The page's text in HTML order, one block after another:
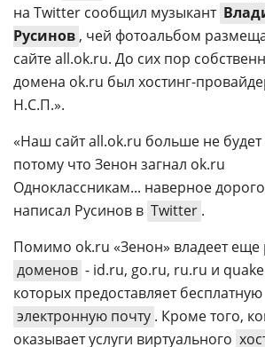
Конференции
Техника
ТВ
Об
Реклама
Вакансии
Max
Telegram
Дзен
VK
Rutube
на Twitter сообщил музыкант
Русинов , чей фотоальбом
сайте all.ok.ru. До сих пор
домена ok.ru был хостинг-
Н.С.П.».
«Наш сайт all.ok.ru больше не
потому что Зенон загнал ok.ru
Одноклассникам... наверное
написал Русинов в Twitter .
Помимо ok.ru «Зенон» владеет еще
доменов - id.ru, go.ru, ru.ru и
которых предоставляет бесплатную
электронную почту . Кроме того,
оказывает услуги виртуального